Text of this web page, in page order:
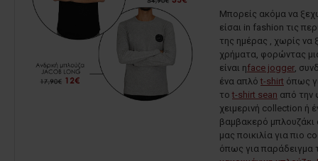
Μπορείς ακόμα να
είσαι in fashion τις
της ημέρας , χωρίς να
χρήματα, φορώντας
είναι ηface jogger ,
ένα απλό t-shirt όπως
το t-shirt sean από την
χειμερινή collection ή
βαμβακερό μπλουζάκι
μας ποικιλία για πιο
όπως για παράδειγμα